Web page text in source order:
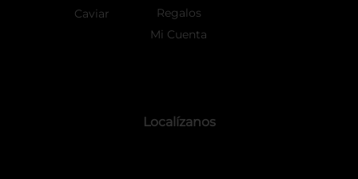
Caviar
Regalos
Mi Cuenta
Localízanos